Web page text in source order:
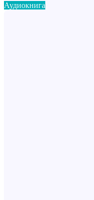
Аудиокнига